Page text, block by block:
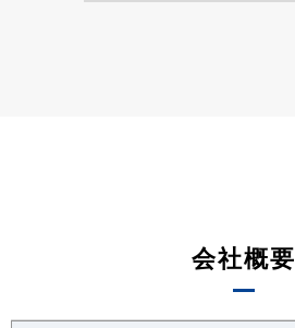
会社概要